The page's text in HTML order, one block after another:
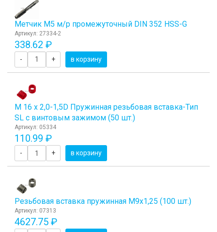
Метчик М5 м/р промежуточный DIN 352 HSS-G
Артикул: 27334-2
338.62 ₽
- + в корзину
М 16 х 2,0-1,5D Пружинная резьбовая вставка-Тип
SL с винтовым зажимом (50 шт.)
Артикул: 05334
110.99 ₽
- + в корзину
Резьбовая вставка пружинная M9x1,25 (100 шт.)
Артикул: 07313
4627.75 ₽